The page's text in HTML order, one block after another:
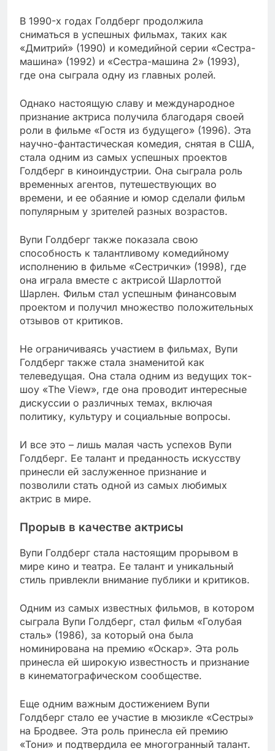
В 1990-х годах Голдберг продолжила
сниматься в успешных фильмах, таких как
«Дмитрий» (1990) и комедийной серии «Сестра-
машина» (1992) и «Сестра-машина 2» (1993),
где она сыграла одну из главных ролей.
Однако настоящую славу и международное
признание актриса получила благодаря своей
роли в фильме «Гостя из будущего» (1996). Эта
научно-фантастическая комедия, снятая в США,
стала одним из самых успешных проектов
Голдберг в киноиндустрии. Она сыграла роль
временных агентов, путешествующих во
времени, и ее обаяние и юмор сделали фильм
популярным у зрителей разных возрастов.
Вупи Голдберг также показала свою
способность к талантливому комедийному
исполнению в фильме «Сестрички» (1998), где
она играла вместе с актрисой Шарлоттой
Шарлен. Фильм стал успешным финансовым
проектом и получил множество положительных
отзывов от критиков.
Не ограничиваясь участием в фильмах, Вупи
Голдберг также стала знаменитой как
телеведущая. Она стала одним из ведущих ток-
шоу «The View», где она проводит интересные
дискуссии о различных темах, включая
политику, культуру и социальные вопросы.
И все это – лишь малая часть успехов Вупи
Голдберг. Ее талант и преданность искусству
принесли ей заслуженное признание и
позволили стать одной из самых любимых
актрис в мире.
Прорыв в качестве актрисы
Вупи Голдберг стала настоящим прорывом в
мире кино и театра. Ее талант и уникальный
стиль привлекли внимание публики и критиков.
Одним из самых известных фильмов, в котором
сыграла Вупи Голдберг, стал фильм «Голубая
сталь» (1986), за который она была
номинирована на премию «Оскар». Эта роль
принесла ей широкую известность и признание
в кинематографическом сообществе.
Еще одним важным достижением Вупи
Голдберг стало ее участие в мюзикле «Сестры»
на Бродвее. Эта роль принесла ей премию
«Тони» и подтвердила ее многогранный талант.